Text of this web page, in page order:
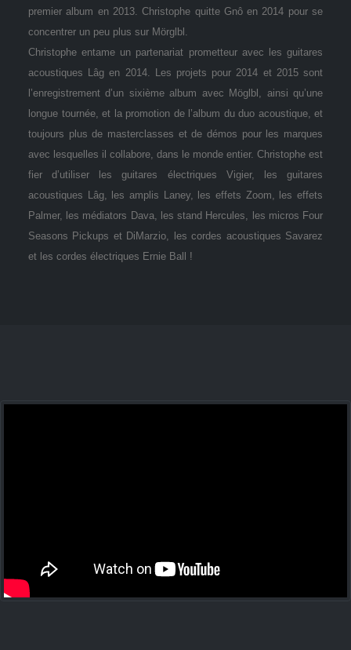
premier album en 2013. Christophe quitte Gnô en 2014 pour se
concentrer un peu plus sur Mörglbl.
Christophe entame un partenariat prometteur avec les guitares
acoustiques Lâg en 2014. Les projets pour 2014 et 2015 sont
l’enregistrement d’un sixième album avec Möglbl, ainsi qu’une
longue tournée, et la promotion de l’album du duo acoustique, et
toujours plus de masterclasses et de démos pour les marques
avec lesquelles il collabore, dans le monde entier. Christophe est
fier d’utiliser les guitares électriques Vigier, les guitares
acoustiques Lâg, les amplis Laney, les effets Zoom, les effets
Palmer, les médiators Dava, les stand Hercules, les micros Four
Seasons Pickups et DiMarzio, les cordes acoustiques Savarez
et les cordes électriques Ernie Ball !